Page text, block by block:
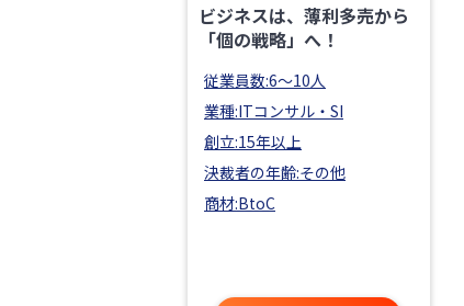
ビジネスは、薄利多売から
「個の戦略」へ！
従業員数:6～10人
業種:ITコンサル・SI
創立:15年以上
決裁者の年齢:その他
商材:BtoC